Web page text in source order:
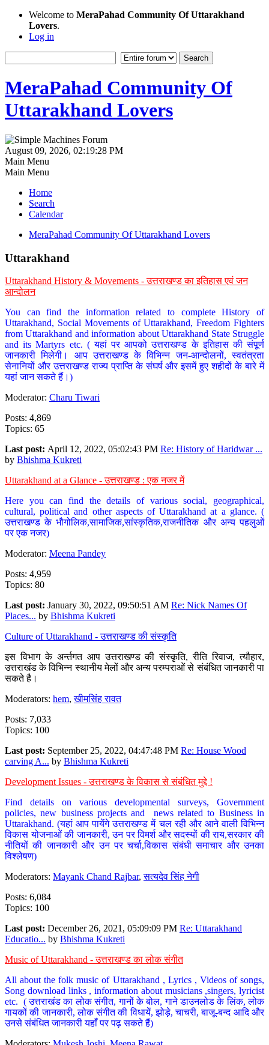
Welcome to MeraPahad Community Of Uttarakhand
Lovers.
Log in
MeraPahad Community Of
Uttarakhand Lovers
August 09, 2026, 02:19:28 PM
Main Menu
Main Menu
Home
Search
Calendar
MeraPahad Community Of Uttarakhand Lovers
Uttarakhand
Uttarakhand History & Movements - उत्तराखण्ड का इतिहास एवं जन
आन्दोलन
You can find the information related to complete History of
Uttarakhand, Social Movements of Uttarakhand, Freedom Fighters
from Uttarakhand and information about Uttarakhand State Struggle
and its Martyrs etc. ( यहां पर आपको उत्तराखण्ड के इतिहास की संपूर्ण
जानकारी मिलेगी। आप उत्तराखण्ड के विभिन्न जन-आन्दोलनों, स्वतंत्रता
सेनानियों और उत्तराखण्ड राज्य प्राप्ति के संघर्ष और इसमें हुए शहीदों के बारे में
यहां जान सकते हैं।)
Moderator: Charu Tiwari
Posts: 4,869
Topics: 65
Last post: April 12, 2022, 05:02:43 PM Re: History of Haridwar ...
by Bhishma Kukreti
Uttarakhand at a Glance - उत्तराखण्ड : एक नजर में
Here you can find the details of various social, geographical,
cultural, political and other aspects of Uttarakhand at a glance. (
उत्तराखण्ड के भौगोलिक,सामाजिक,सांस्कृतिक,राजनीतिक और अन्य पहलुओं
पर एक नजर)
Moderator: Meena Pandey
Posts: 4,959
Topics: 80
Last post: January 30, 2022, 09:50:51 AM Re: Nick Names Of
Places... by Bhishma Kukreti
Culture of Uttarakhand - उत्तराखण्ड की संस्कृति
इस विभाग के अर्न्तगत आप उत्तराखण्ड की संस्कृति, रीति रिवाज, त्यौहार,
उत्तराखंड के विभिन्न स्थानीय मेलों और अन्य परम्पराओं से संबंधित जानकारी पा
सकते है।
Moderators: hem,खीमसिंह रावत
Posts: 7,033
Topics: 100
Last post: September 25, 2022, 04:47:48 PM Re: House Wood
carving A... by Bhishma Kukreti
Development Issues - उत्तराखण्ड के विकास से संबंधित मुद्दे !
Find details on various developmental surveys, Government
policies, new business projects and news related to Business in
Uttarakhand. (यहां आप पायेंगे उत्तराखण्ड में चल रही और आने वाली विभिन्न
विकास योजनाओं की जानकारी, उन पर विमर्श और सदस्यों की राय,सरकार की
नीतियों की जानकारी और उन पर चर्चा,विकास संबंधी समाचार और उनका
विश्लेषण)
Moderators: Mayank Chand Rajbar,सत्यदेव सिंह नेगी
Posts: 6,084
Topics: 100
Last post: December 26, 2021, 05:09:09 PM Re: Uttarakhand
Educatio... by Bhishma Kukreti
Music of Uttarakhand - उत्तराखण्ड का लोक संगीत
All about the folk music of Uttarakhand , Lyrics , Videos of songs,
Song download links , information about musicians ,singers, lyricist
etc. ( उत्तराखंड का लोक संगीत, गानों के बोल, गाने डाउनलोड के लिंक, लोक
गायकों की जानकारी, लोक संगीत की विधायें, झोड़े, चाचरी, बाजू-बन्द आदि और
उनसे संबंधित जानकारी यहाँ पर पढ़ सकते हैं)